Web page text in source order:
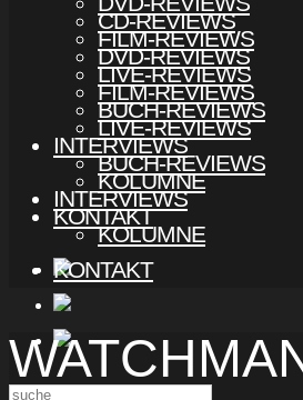
FILM-REVIEWS
LIVE-REVIEWS
BUCH-REVIEWS
INTERVIEWS
KOLUMNE
KONTAKT
CD-REVIEWS
DVD-REVIEWS
FILM-REVIEWS
LIVE-REVIEWS
BUCH-REVIEWS
INTERVIEWS
KOLUMNE
KONTAKT